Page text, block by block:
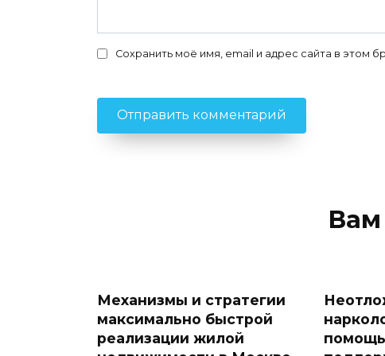
Сохранить моё имя, email и адрес сайта в этом
Вам
Механизмы и стратегии
максимально быстрой
реализации жилой